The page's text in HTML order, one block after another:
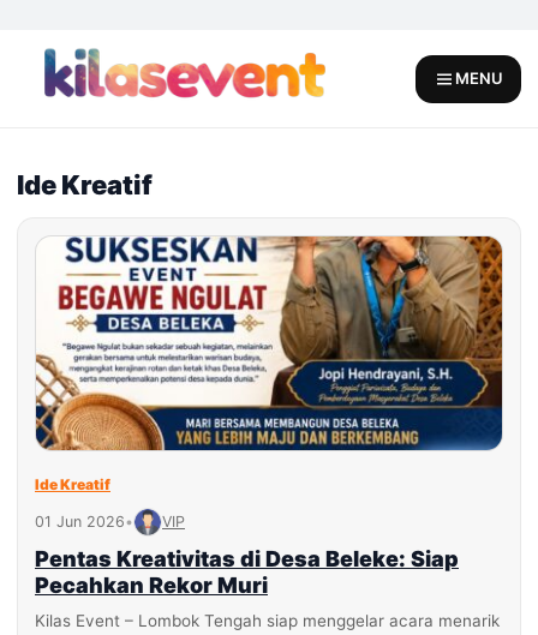
content
MENU
Ide Kreatif
Ide Kreatif
01 Jun 2026• VIP
Pentas Kreativitas di Desa Beleke: Siap
Pecahkan Rekor Muri
Kilas Event – Lombok Tengah siap menggelar acara menarik